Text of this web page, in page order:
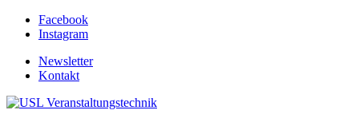
Facebook
Instagram
Newsletter
Kontakt